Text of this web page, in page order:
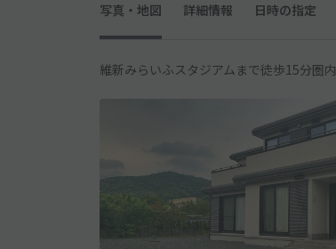
写真・地図 詳細情報 日時の指定
維新みらいふスタジアムまで徒歩15分圏内